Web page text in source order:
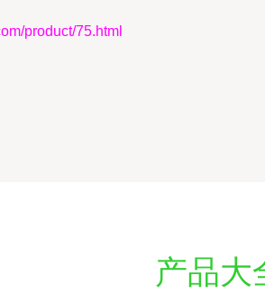
product/75.html
产品大